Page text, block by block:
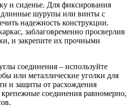
и сиденье. Для фиксирования
длинные шурупы или винты с
надежность конструкции.
заблаговременно просверлив
и закрепите их прочными
соединения – используйте
или металлические уголки для
и защиты от расхождения
крепежные соединения равномерно,